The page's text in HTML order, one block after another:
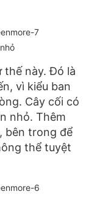
thế này. Đó là
vì kiểu ban
Cây cối có
nhỏ. Thêm
bên trong để
thể tuyệt